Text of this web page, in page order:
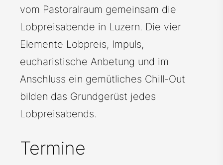
vom Pastoralraum gemeinsam die
Lobpreisabende in Luzern. Die vier
Elemente Lobpreis, Impuls,
eucharistische Anbetung und im
Anschluss ein gemütliches Chill-Out
bilden das Grundgerüst jedes
Lobpreisabends.
Termine